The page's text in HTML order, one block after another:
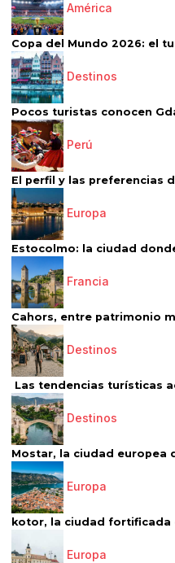
América
Copa del Mundo 2026: el
Destinos
Pocos turistas conocen
Perú
El perfil y las preferencias
Europa
Estocolmo: la ciudad
Francia
Cahors, entre patrimonio
Destinos
Las tendencias turísticas
Destinos
Mostar, la ciudad europea
Europa
kotor, la ciudad fortificada
Europa